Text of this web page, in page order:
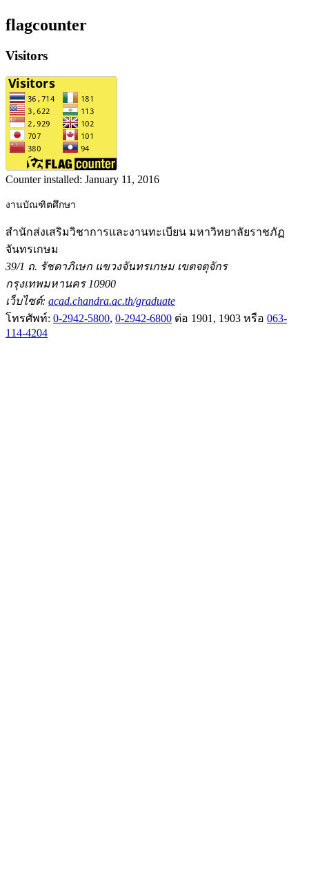
flagcounter
Visitors
Counter installed: January 11, 2016
งานบัณฑิตศึกษา
สำนักส่งเสริมวิชาการและงานทะเบียน มหาวิทยาลัยราชภัฏ
จันทรเกษม
39/1 ถ. รัชดาภิเษก แขวงจันทรเกษม เขตจตุจักร
กรุงเทพมหานคร 10900
เว็บไซต์: acad.chandra.ac.th/graduate
โทรศัพท์: 0-2942-5800, 0-2942-6800 ต่อ 1901, 1903 หรือ 063-
114-4204